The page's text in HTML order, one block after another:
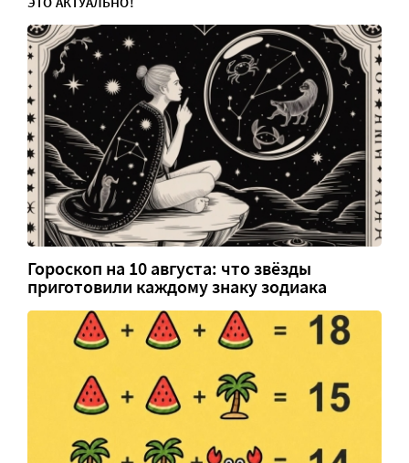
Гороскоп на 10 августа: что звёзды
приготовили каждому знаку зодиака